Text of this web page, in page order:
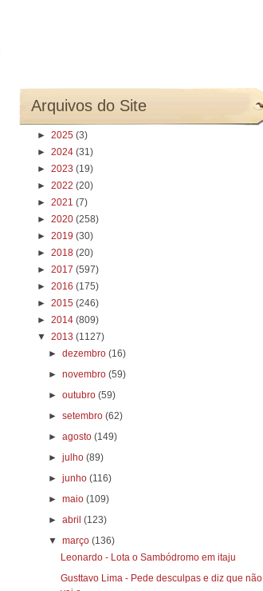
Arquivos do Site
► 2025 (3)
► 2024 (31)
► 2023 (19)
► 2022 (20)
► 2021 (7)
► 2020 (258)
► 2019 (30)
► 2018 (20)
► 2017 (597)
► 2016 (175)
► 2015 (246)
► 2014 (809)
▼ 2013 (1127)
►dezembro(16)
►novembro(59)
►outubro(59)
►setembro(62)
►agosto(149)
►julho(89)
►junho(116)
►maio(109)
►abril(123)
▼março(136)
Leonardo - Lota o Sambódromo em itaju
Gusttavo Lima - Pede desculpas e diz que não